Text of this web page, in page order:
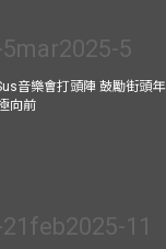
音樂會打頭陣 鼓勵街頭年
向前